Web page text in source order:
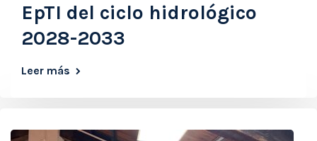
EpTI del ciclo hidrológico
2028-2033
Leer más